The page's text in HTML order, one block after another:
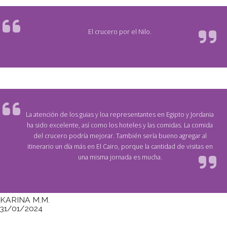
El crucero por el Nilo.
La atención de los guias y loa representantes en Egipto y Jordania
ha sido excelente, así como los hoteles y las comidas. La comida
del crucero podría mejorar. También sería bueno agregar al
itinerario un día más en El Cairo, porque la cantidad de visitas en
una misma jornada es mucha.
KARINA M.M.
31/01/2024